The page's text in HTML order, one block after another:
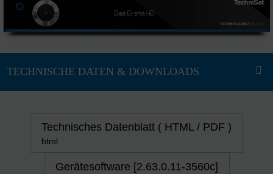
Technisches Datenblatt ( HTML / PDF )
html
Gerätesoftware [2.63.0.11-3560c]